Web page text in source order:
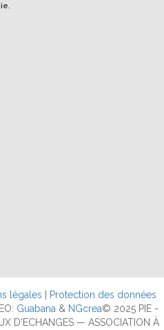
légales
Protection des données
Guabana & NGcrea© 2025 PIE -
D'ECHANGES — ASSOCIATION À